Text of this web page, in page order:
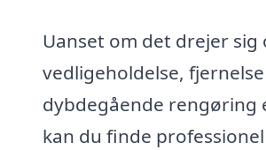
Uanset om det drejer sig
vedligeholdelse,
dybdegående rengøring
kan du finde